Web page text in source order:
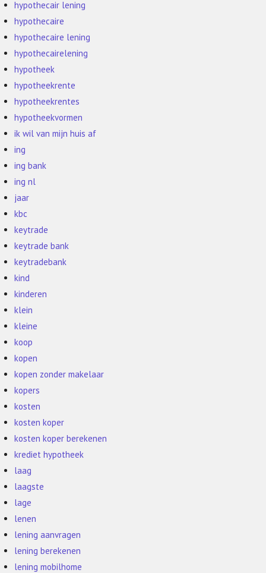
hypothecair lening
hypothecaire
hypothecaire lening
hypothecairelening
hypotheek
hypotheekrente
hypotheekrentes
hypotheekvormen
ik wil van mijn huis af
ing
ing bank
ing nl
jaar
kbc
keytrade
keytrade bank
keytradebank
kind
kinderen
klein
kleine
koop
kopen
kopen zonder makelaar
kopers
kosten
kosten koper
kosten koper berekenen
krediet hypotheek
laag
laagste
lage
lenen
lening aanvragen
lening berekenen
lening mobilhome